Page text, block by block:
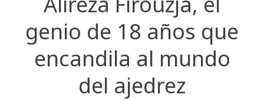
genio de 18 años que
encandila al mundo
del ajedrez